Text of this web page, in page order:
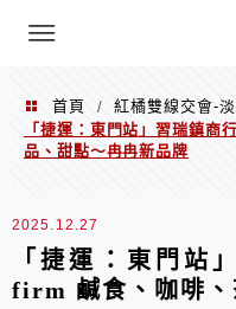
巧、
menu
首頁 / 紅橘雙線交會-
「捷運：東門站」習瑞鎮
品、甜點～冉冉新品牌
2025.12.27
「捷運：東門站
firm 鹹食、咖啡、